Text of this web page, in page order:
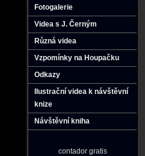
Fotogalerie
Videa s J. Černým
Různá videa
Vzpomínky na Houpačku
Odkazy
Ilustrační videa k návštěvní
knize
Návštěvní kniha
contador gratis